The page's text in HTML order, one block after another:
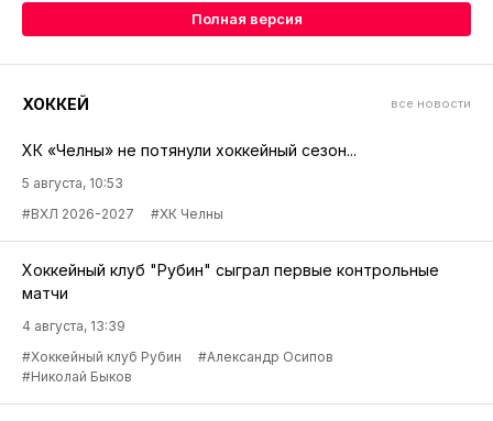
Полная версия
ХОККЕЙ все новости
ХК «Челны» не потянули хоккейный сезон...
5 августа, 10:53
#ВХЛ 2026-2027
#ХК Челны
Хоккейный клуб "Рубин" сыграл первые контрольные
матчи
4 августа, 13:39
#Хоккейный клуб Рубин
#Александр Осипов
#Николай Быков